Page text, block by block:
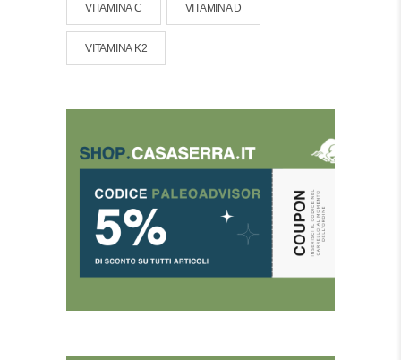
VITAMINA C VITAMINA D
VITAMINA K2